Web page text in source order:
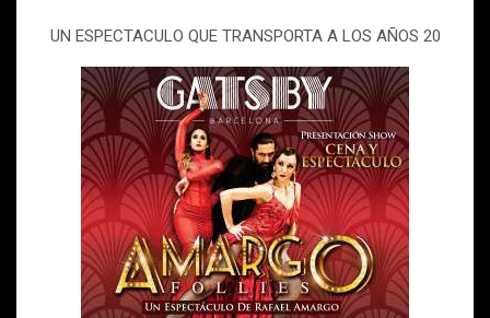
UN ESPECTACULO QUE TRANSPORTA A LOS AÑOS 20